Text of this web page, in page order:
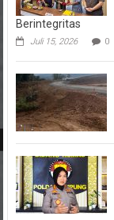
Berintegritas
Juli 15, 2026 0